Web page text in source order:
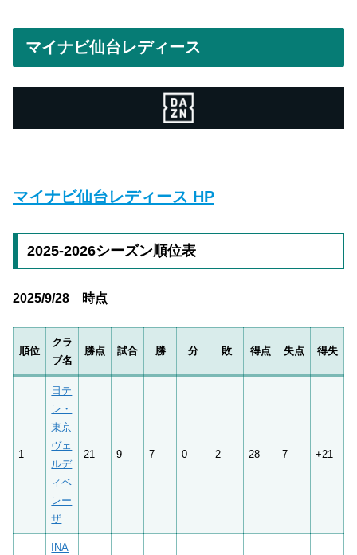
マイナビ仙台レディース
マイナビ仙台レディース HP
2025-2026シーズン順位表
2025/9/28 時点
順位
クラ
ブ名
勝点 試合 勝 分 敗 得点 失点 得失
1
日テ
レ・
東京
ヴェ
ルデ
ィベ
レー
ザ
21 9 7 0 2 28 7 +21
INA